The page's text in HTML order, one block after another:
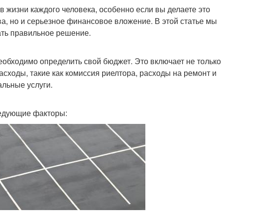
каждого человека, особенно если вы делаете это
но и серьезное финансовое вложение. В этой статье мы
правильное решение.
определить свой бюджет. Это включает не только
такие как комиссия риелтора, расходы на ремонт и
услуги.
факторы: